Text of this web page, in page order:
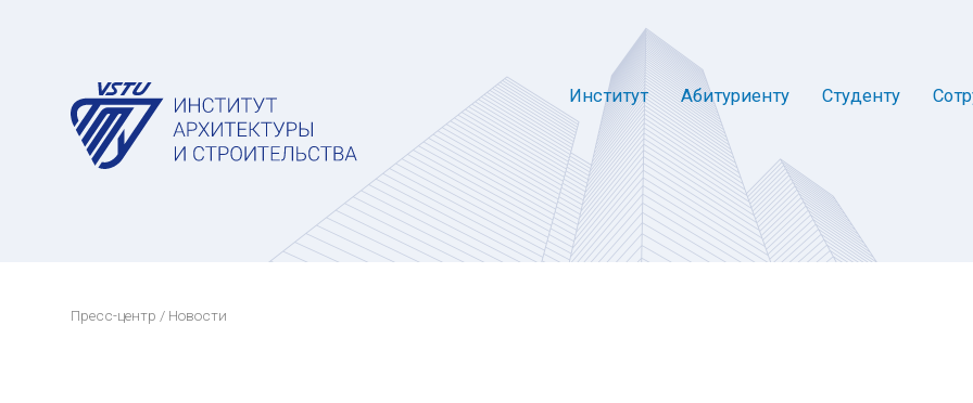
Институт Абитуриенту Студенту
Пресс-центр / Новости